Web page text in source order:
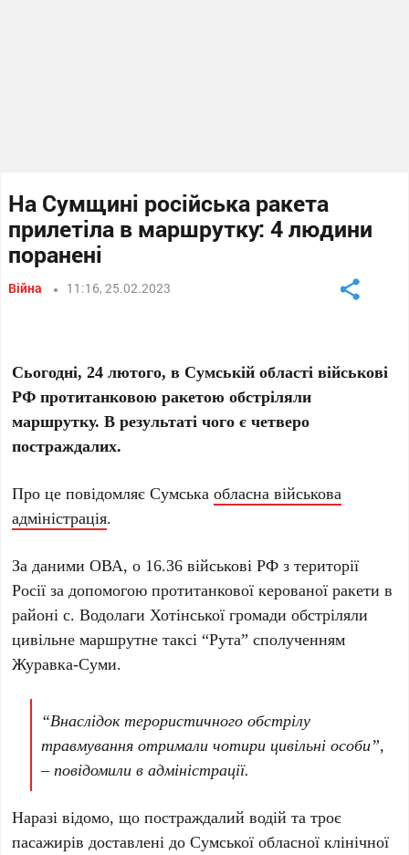
На Сумщині російська ракета
прилетіла в маршрутку: 4 людини
поранені
Війна 11:16, 25.02.2023
Сьогодні, 24 лютого, в Сумській області військові
РФ протитанковою ракетою обстріляли
маршрутку. В результаті чого є четверо
постраждалих.
Про це повідомляє Сумськаобласна військова
адміністрація.
За даними ОВА, о 16.36 військові РФ з території
Росії за допомогою протитанкової керованої ракети в
районі с. Водолаги Хотінської громади обстріляли
цивільне маршрутне таксі “Рута” сполученням
Журавка-Суми.
“Внаслідок терористичного обстрілу
травмування отримали чотири цивільні особи”,
– повідомили в адміністрації.
Наразі відомо, що постраждалий водій та троє
пасажирів доставлені до Сумської обласної клінічної